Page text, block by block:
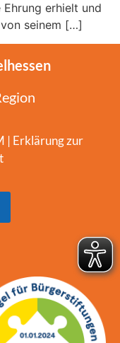
erhielt und
seinem […]
| Erklärung zur